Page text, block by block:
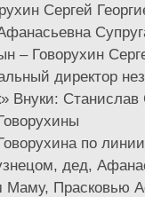
Сергей
– Говорухин
директор
Внуки: Станислав
по
дед,
Маму, Прасковью